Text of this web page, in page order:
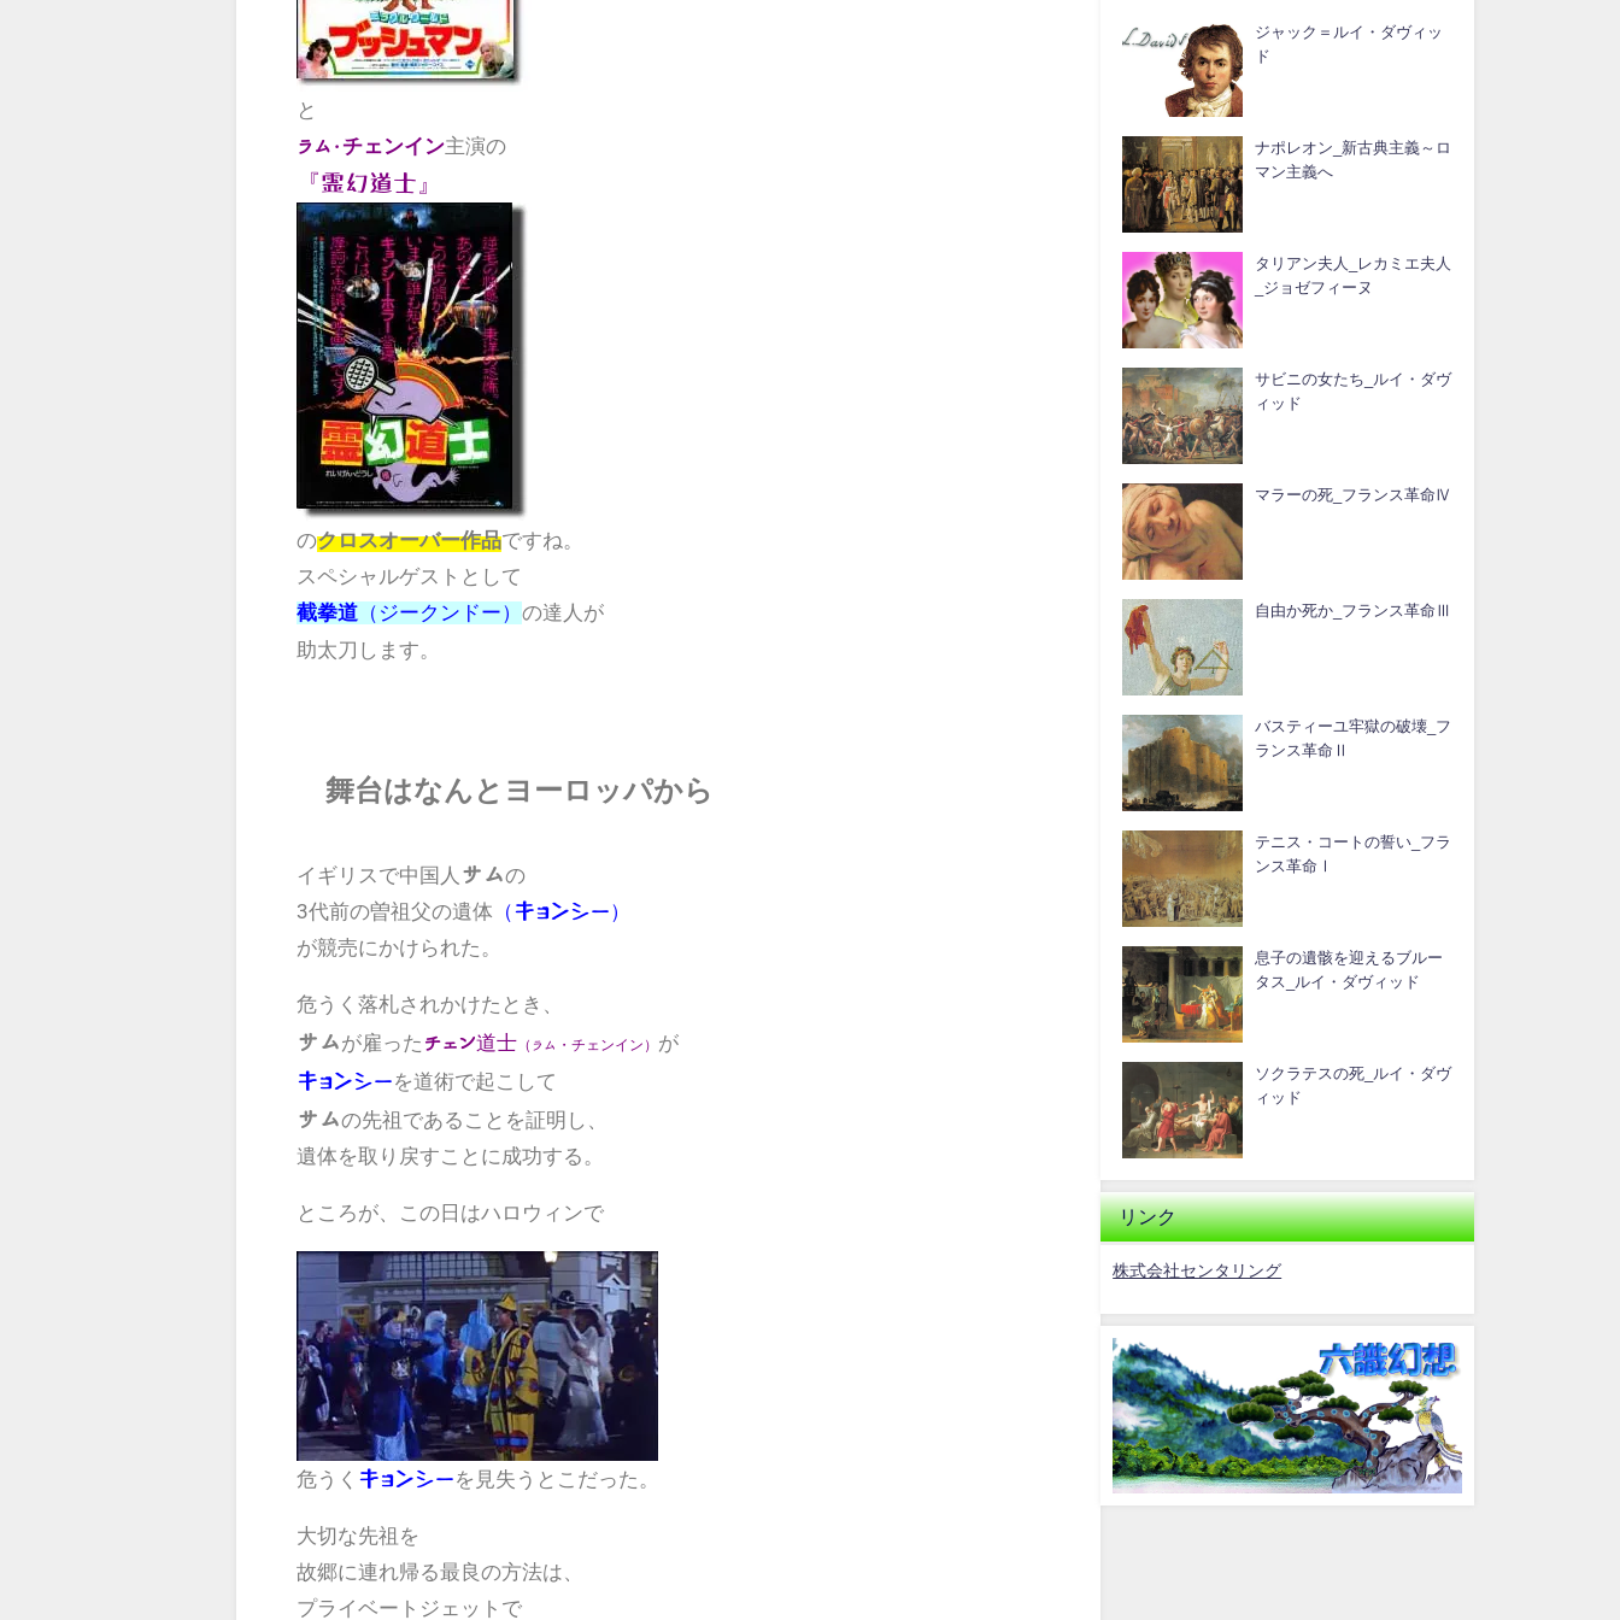
と
ラム・チェンイン主演の
『霊幻道士』
のクロスオーバー作品ですね。
スペシャルゲストとして
截拳道（ジークンドー） の達人が
助太刀します。
舞台はなんとヨーロッパから
イギリスで中国人 サムの
3代前の曽祖父の遺体 （キョンシー）
が競売にかけられた。
危うく落札されかけたとき、
サムが雇った チェン道士（ ラム ・ チェンイン ） が
キョンシーを道術で起こして
サムの先祖であることを証明し、
遺体を取り戻すことに成功する。
ところが、この日はハロウィンで
危うく キョンシーを見失うとこだった。
大切な先祖を
故郷に連れ帰る最良の方法は、
プライベートジェットで
ジャック＝ルイ・ダヴィッ
ド
ナポレオン_新古典主義～ロ
マン主義へ
タリアン夫人_レカミエ夫人
_ジョゼフィーヌ
サビニの女たち_ルイ・ダヴ
ィッド
マラーの死_フランス革命Ⅳ
自由か死か_フランス革命Ⅲ
バスティーユ牢獄の破壊_フ
ランス革命Ⅱ
テニス・コートの誓い_フラ
ンス革命Ⅰ
息子の遺骸を迎えるブルー
タス_ルイ・ダヴィッド
ソクラテスの死_ルイ・ダヴ
ィッド
リンク
株式会社センタリング